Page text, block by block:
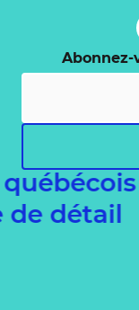
Abonnez-
de